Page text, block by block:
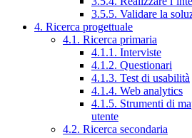
3.5.5. Validare la
4. Ricerca progettuale
4.1. Ricerca primaria
4.1.1. Interviste
4.1.2. Questionari
4.1.3. Test di usabilità
4.1.4. Web analytics
4.1.5. Strumenti di
utente
4.2. Ricerca secondaria